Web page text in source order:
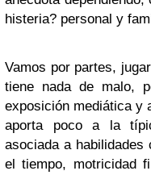
histeria? personal y
Vamos por partes,
tiene nada de malo,
exposición mediática y
aporta poco a la
asociada a
el tiempo, motricidad